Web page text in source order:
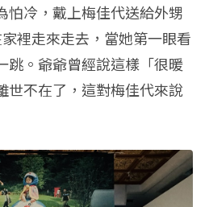
怕冷，戴上梅佳代送給外甥
裡走來走去，當她第一眼看
跳。爺爺曾經說這樣「很暖
世不在了，這對梅佳代來說